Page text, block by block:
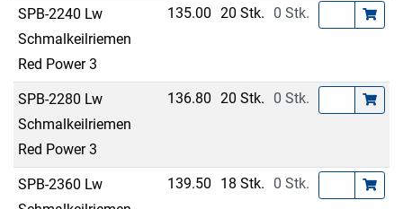
SPB-2240 Lw
Schmalkeilriemen
Red Power 3
135.00 20 Stk. 0 Stk.
SPB-2280 Lw
Schmalkeilriemen
Red Power 3
136.80 20 Stk. 0 Stk.
SPB-2360 Lw
139.50 18 Stk. 0 Stk.